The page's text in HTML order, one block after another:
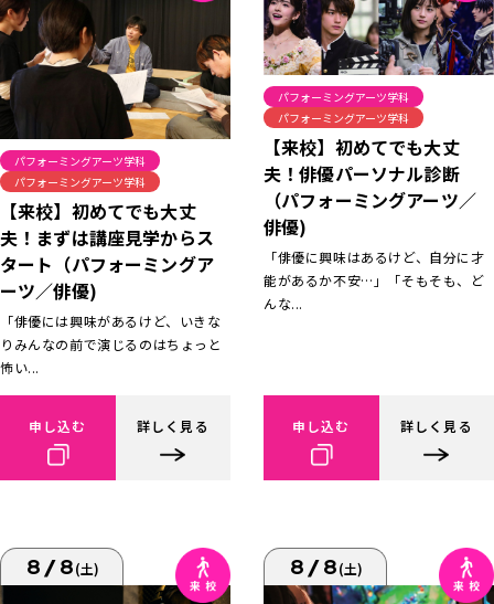
パフォーミングアーツ学科
パフォーミングアーツ学科
【来校】初めてでも大丈
夫！まずは講座見学からス
タート（パフォーミングア
ーツ／俳優)
「俳優には興味があるけど、いきな
りみんなの前で演じるのはちょっと
怖い...
申し込む 詳しく見る
パフォーミングアーツ学科
パフォーミングアーツ学科
【来校】初めてでも大丈
夫！俳優パーソナル診断
（パフォーミングアーツ／
俳優)
「俳優に興味はあるけど、自分に才
能があるか不安…」「そもそも、ど
んな...
申し込む 詳しく見る
8/8(土) 8/8(土)